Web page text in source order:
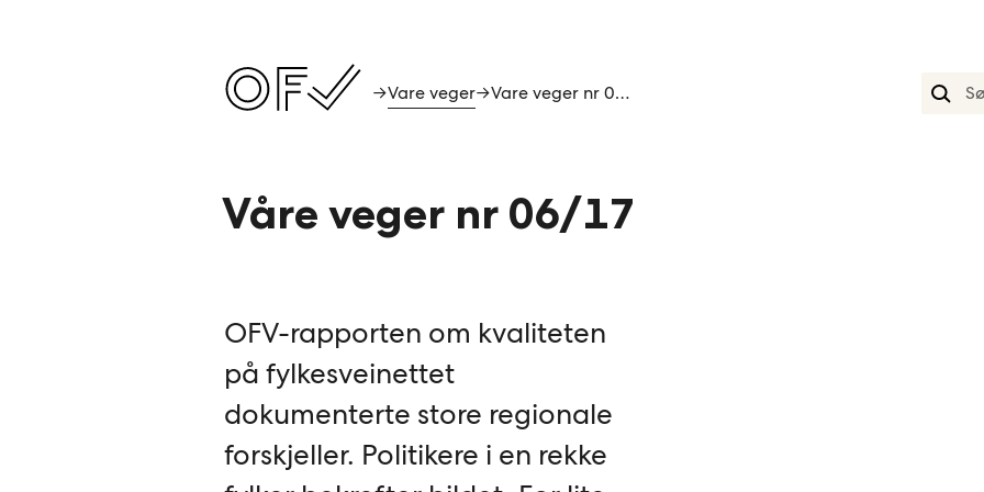
→Vare veger→ Vare veger nr 06 17
Våre veger nr 06/17
OFV-rapporten om kvaliteten
på fylkesveinettet
dokumenterte store regionale
forskjeller. Politikere i en rekke